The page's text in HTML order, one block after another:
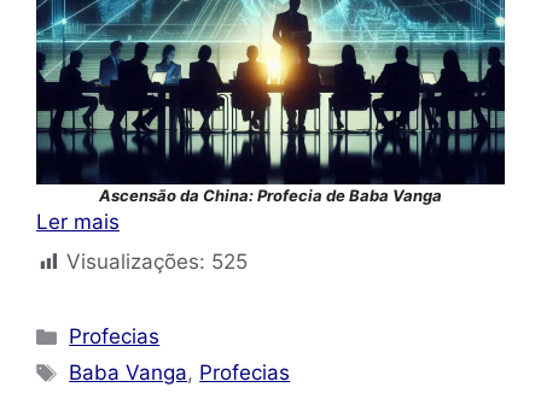
Ascensão da China: Profecia de Baba Vanga
Ler mais
Visualizações: 525
Categorias
Profecias
Tags
Baba Vanga, Profecias